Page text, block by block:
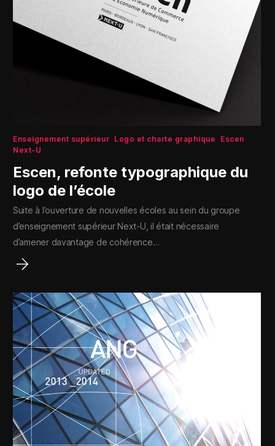
Enseignement supérieur Logo et charte graphique
Escen
Next-U
Escen, refonte typographique du
logo de l’école
Suite à l’ouverture de nouvelles écoles au sein du groupe
d’enseignement supérieur Next-U, il était nécessaire
d’amener davantage de cohérence…